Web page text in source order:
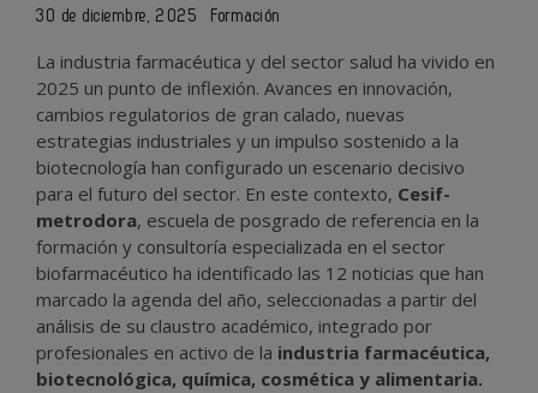
30 de diciembre, 2025 Formación
La industria farmacéutica y del sector salud ha vivido en
2025 un punto de inflexión. Avances en innovación,
cambios regulatorios de gran calado, nuevas
estrategias industriales y un impulso sostenido a la
biotecnología han configurado un escenario decisivo
para el futuro del sector. En este contexto, Cesif-
metrodora, escuela de posgrado de referencia en la
formación y consultoría especializada en el sector
biofarmacéutico ha identificado las 12 noticias que han
marcado la agenda del año, seleccionadas a partir del
análisis de su claustro académico, integrado por
profesionales en activo de la industria farmacéutica,
biotecnológica, química, cosmética y alimentaria.